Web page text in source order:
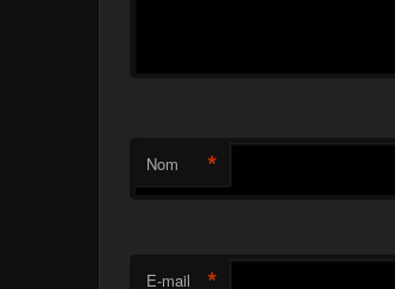
Nom *
E-mail *